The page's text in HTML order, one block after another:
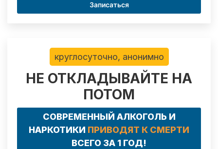
Записаться
круглосуточно, анонимно
НЕ ОТКЛАДЫВАЙТЕ НА
ПОТОМ
СОВРЕМЕННЫЙ АЛКОГОЛЬ И
НАРКОТИКИ ПРИВОДЯТ К СМЕРТИ
ВСЕГО ЗА 1 ГОД!